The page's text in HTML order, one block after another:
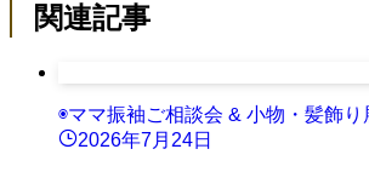
関連記事
◉ママ振袖ご相談会 & 小物・髪飾り
2026年7月24日